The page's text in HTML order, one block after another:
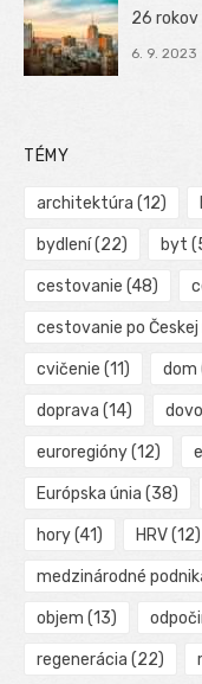
26 rokov
6. 9. 2023
TÉMY
architektúra (12)
bydlení(22) byt
cestovanie (48)
cestovanie po Českej
cvičenie (11) dom
doprava (14)
euroregióny(12)
Európska únia (38)
hory(41) HRV(12)
medzinárodné
objem (13)
regenerácia (22)